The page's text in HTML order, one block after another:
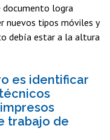
documento logra
nuevos tipos móviles y
debía estar a la altura
es identificar
trabajo de